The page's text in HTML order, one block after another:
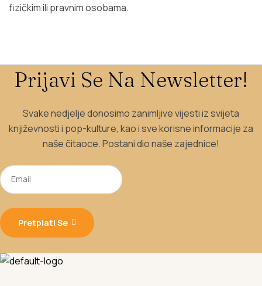
fizičkim ili pravnim osobama.
Prijavi Se Na Newsletter!
Svake nedjelje donosimo zanimljive vijesti iz svijeta
književnosti i pop-kulture, kao i sve korisne informacije za
naše čitaoce. Postani dio naše zajednice!
Pretplati Se